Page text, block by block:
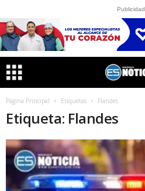
Publicidad
Página Principal Etiquetas Flandes
Etiqueta: Flandes